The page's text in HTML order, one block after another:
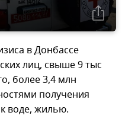
в Донбассе
лиц, свыше 9 тыс
более 3,4 млн
получения
к воде, жилью.